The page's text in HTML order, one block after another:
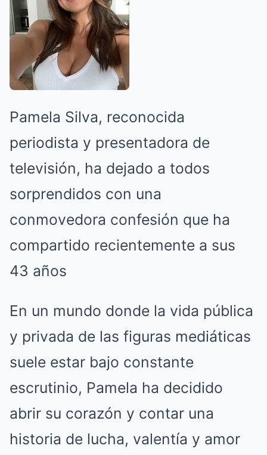
Pamela Silva, reconocida
periodista y presentadora de
televisión, ha dejado a todos
sorprendidos con una
conmovedora confesión que ha
compartido recientemente a sus
43 años
En un mundo donde la vida pública
y privada de las figuras mediáticas
suele estar bajo constante
escrutinio, Pamela ha decidido
abrir su corazón y contar una
historia de lucha, valentía y amor